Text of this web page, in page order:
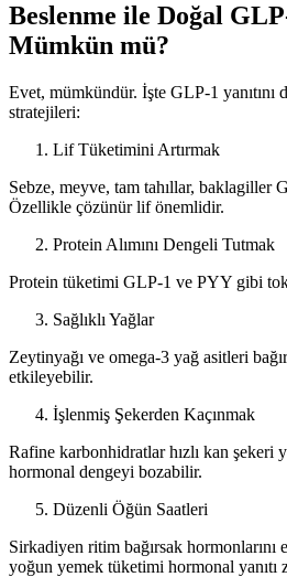
Beslenme ile Doğal
Mümkün mü?
Evet, mümkündür. İşte GLP-1 yanıtını
stratejileri:
Lif Tüketimini Artırmak
Sebze, meyve, tam tahıllar, baklagiller
Özellikle çözünür lif önemlidir.
Protein Alımını Dengeli Tutmak
Protein tüketimi GLP-1 ve PYY gibi
Sağlıklı Yağlar
Zeytinyağı ve omega-3 yağ asitleri
etkileyebilir.
İşlenmiş Şekerden Kaçınmak
Rafine karbonhidratlar hızlı kan şekeri
hormonal dengeyi bozabilir.
Düzenli Öğün Saatleri
Sirkadiyen ritim bağırsak hormonlarını
yoğun yemek tüketimi hormonal yanıtı